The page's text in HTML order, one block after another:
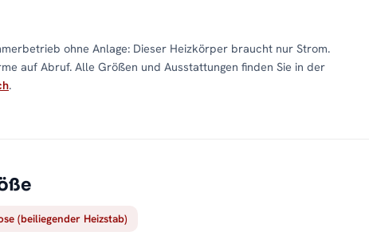
ohne Anlage: Dieser Heizkörper braucht nur Strom.
auf Abruf. Alle Größen und Ausstattungen finden Sie in der
.
(beiliegender Heizstab)